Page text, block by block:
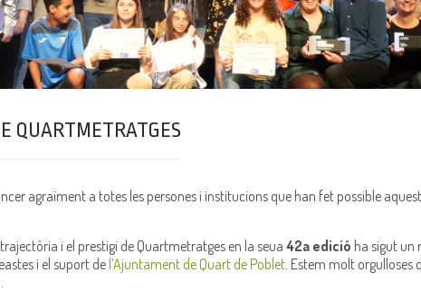
QUARTMETRATGES
agraïment a totes les persones i institucions que han fet possible
i el prestigi de Quartmetratges en la seua 42a edició ha sigut un
i el suport de l’Ajuntament de Quart de Poblet. Estem molt orgulloses